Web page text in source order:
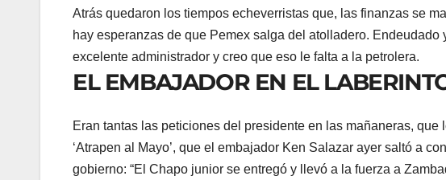
Atrás quedaron los tiempos echeverristas que, las finanzas se
hay esperanzas de que Pemex salga del atolladero.
excelente administrador y creo que eso le falta a la petrolera.
EL EMBAJADOR EN EL
Eran tantas las peticiones del presidente en las mañaneras,
‘Atrapen al Mayo’, que el embajador Ken Salazar ayer saltó a
gobierno: “El Chapo junior se entregó y llevó a la fuerza a